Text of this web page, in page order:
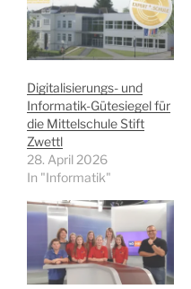
Digitalisierungs- und
Informatik-Gütesiegel für
die Mittelschule Stift
Zwettl
28. April 2026
In "Informatik"